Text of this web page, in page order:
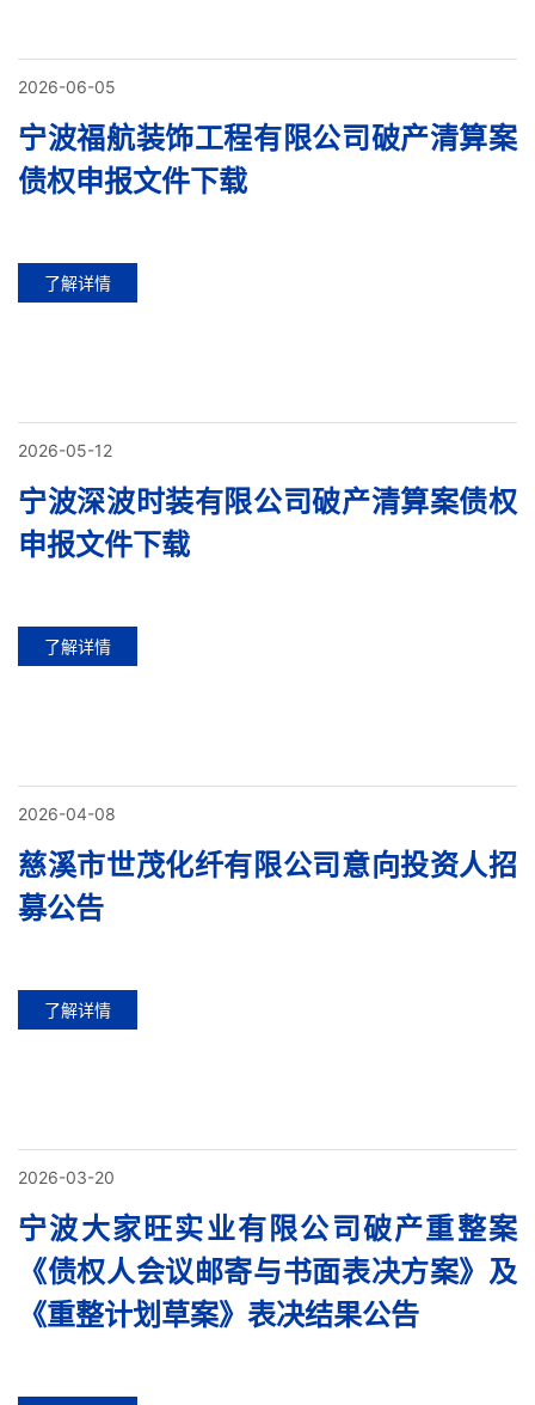
2026-06-05
宁波福航装饰工程有限公司破产清算案
债权申报文件下载
了解详情
2026-05-12
宁波深波时装有限公司破产清算案债权
申报文件下载
了解详情
2026-04-08
慈溪市世茂化纤有限公司意向投资人招
募公告
了解详情
2026-03-20
宁波大家旺实业有限公司破产重整案
《债权人会议邮寄与书面表决方案》及
《重整计划草案》表决结果公告